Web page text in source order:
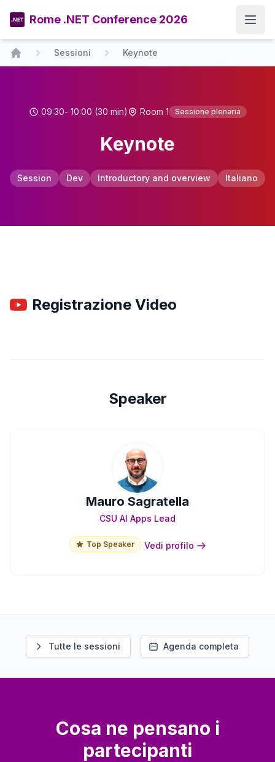
Rome .NET Conference 2026
Home
Sessioni Keynote
09:30- 10:00 (30 min) Room 1 Sessione plenaria
Keynote
Session Dev Introductory and overview Italiano
Registrazione Video
Speaker
Mauro Sagratella
CSU AI Apps Lead
Top Speaker Vedi profilo
Tutte le sessioni Agenda completa
Cosa ne pensano i
partecipanti